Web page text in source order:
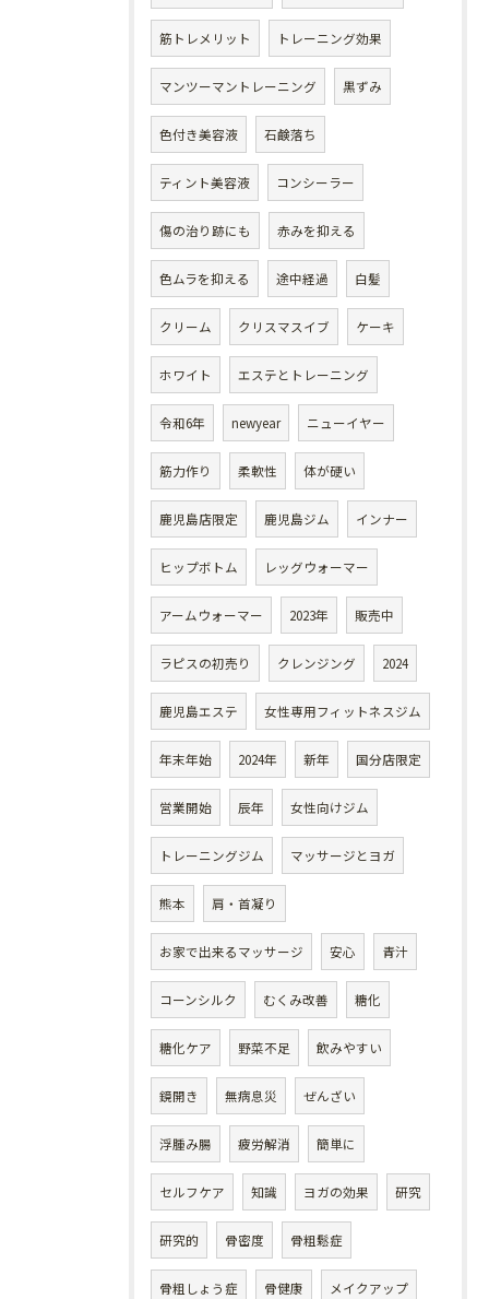
筋トレメリット トレーニング効果
マンツーマントレーニング 黒ずみ
色付き美容液 石鹸落ち
ティント美容液 コンシーラー
傷の治り跡にも 赤みを抑える
色ムラを抑える 途中経過 白髪
クリーム クリスマスイブ ケーキ
ホワイト エステとトレーニング
令和6年 newyear ニューイヤー
筋力作り 柔軟性 体が硬い
鹿児島店限定 鹿児島ジム インナー
ヒップボトム レッグウォーマー
アームウォーマー 2023年 販売中
ラピスの初売り クレンジング 2024
鹿児島エステ 女性専用フィットネスジム
年末年始 2024年 新年 国分店限定
営業開始 辰年 女性向けジム
トレーニングジム マッサージとヨガ
熊本 肩・首凝り
お家で出来るマッサージ 安心 青汁
コーンシルク むくみ改善 糖化
糖化ケア 野菜不足 飲みやすい
鏡開き 無病息災 ぜんざい
浮腫み腸 疲労解消 簡単に
セルフケア 知識 ヨガの効果 研究
研究的 骨密度 骨粗鬆症
骨粗しょう症 骨健康 メイクアップ